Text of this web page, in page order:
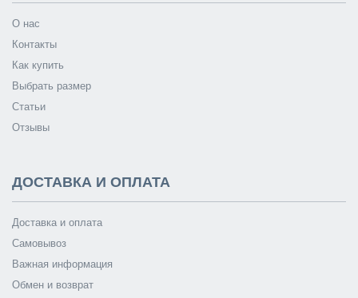
О нас
Контакты
Как купить
Выбрать размер
Статьи
Отзывы
ДОСТАВКА И ОПЛАТА
Доставка и оплата
Самовывоз
Важная информация
Обмен и возврат